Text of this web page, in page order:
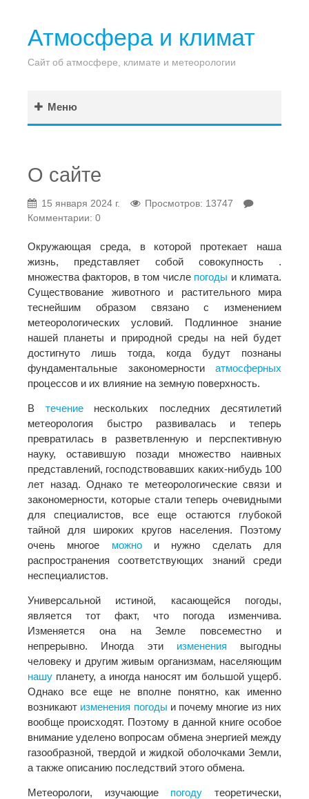
Атмосфера и климат
Сайт об атмосфере, климате и метеорологии
Меню
О сайте
15 января 2024 г.
Просмотров: 13747
Комментарии: 0
Окружающая среда, в которой протекает наша
жизнь, представляет собой совокупность .
множества факторов, в том числе погоды и климата.
Существование животного и растительного мира
теснейшим образом связано с изменением
метеорологических условий. Подлинное знание
нашей планеты и природной среды на ней будет
достигнуто лишь тогда, когда будут познаны
фундаментальные закономерности атмосферных
процессов и их влияние на земную поверхность.
В течениенескольких последних десятилетий
метеорология быстро развивалась и теперь
превратилась в разветвленную и перспективную
науку, оставившую позади множество наивных
представлений, господствовавших каких-нибудь 100
лет назад. Однако те метеорологические связи и
закономерности, которые стали теперь очевидными
для специалистов, все еще остаются глубокой
тайной для широких кругов населения. Поэтому
очень многое можнои нужно сделать для
распространения соответствующих знаний среди
неспециалистов.
Универсальной истиной, касающейся погоды,
является тот факт, что погода изменчива.
Изменяется она на Земле повсеместно и
непрерывно. Иногда эти изменения выгодны
человеку и другим живым организмам, населяющим
нашу планету, а иногда наносят им большой ущерб.
Однако все еще не вполне понятно, как именно
возникают изменения погоды и почему многие из них
вообще происходят. Поэтому в данной книге особое
внимание уделено вопросам обмена энергией между
газообразной, твердой и жидкой оболочками Земли,
а также описанию последствий этого обмена.
Метеорологи, изучающие погоду теоретически,